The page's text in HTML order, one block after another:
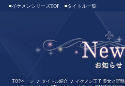
■イケメンシリーズTOP ■タイトル一覧
TOPページ タイトル紹介 イケメン王子 美女と野